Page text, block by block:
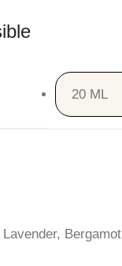
20 ML
Lavender, Bergamot